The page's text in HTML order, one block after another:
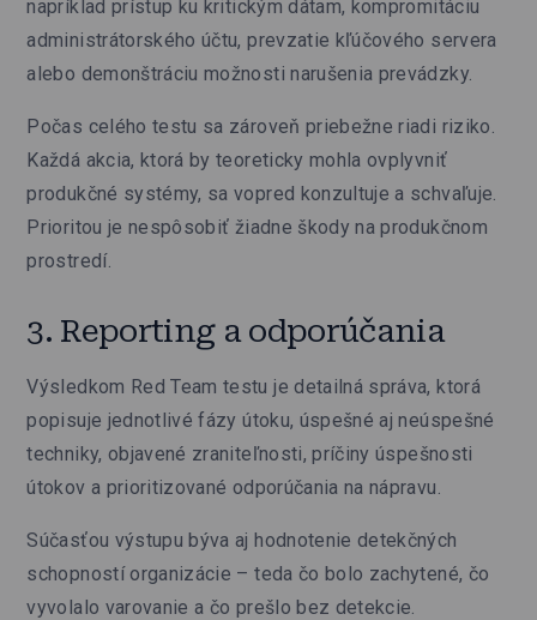
napríklad prístup ku kritickým dátam, kompromitáciu
administrátorského účtu, prevzatie kľúčového servera
alebo demonštráciu možnosti narušenia prevádzky.
Počas celého testu sa zároveň priebežne riadi riziko.
Každá akcia, ktorá by teoreticky mohla ovplyvniť
produkčné systémy, sa vopred konzultuje a schvaľuje.
Prioritou je nespôsobiť žiadne škody na produkčnom
prostredí.
3. Reporting a odporúčania
Výsledkom Red Team testu je detailná správa, ktorá
popisuje jednotlivé fázy útoku, úspešné aj neúspešné
techniky, objavené zraniteľnosti, príčiny úspešnosti
útokov a prioritizované odporúčania na nápravu.
Súčasťou výstupu býva aj hodnotenie detekčných
schopností organizácie – teda čo bolo zachytené, čo
vyvolalo varovanie a čo prešlo bez detekcie.